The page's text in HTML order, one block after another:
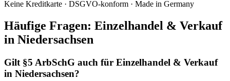
Keine Kreditkarte · DSGVO-konform · Made in Germany
Häufige Fragen: Einzelhandel & Verkauf
in Niedersachsen
Gilt §5 ArbSchG auch für Einzelhandel & Verkauf
in Niedersachsen?